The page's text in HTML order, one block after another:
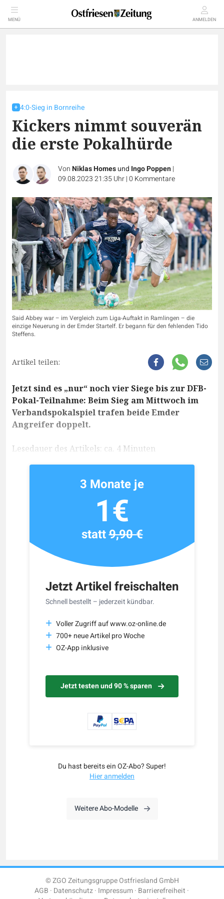
MENÜ ANMELDEN
4:0-Sieg in Bornreihe
Kickers nimmt souverän
die erste Pokalhürde
VonNiklas Homesund Ingo Poppen|
09.08.2023 21:35 Uhr|0 Kommentare
Said Abbey war – im Vergleich zum Liga-Auftakt in Ramlingen – die
einzige Neuerung in der Emder Startelf. Er begann für den fehlenden Tido
Steffens.
Artikel teilen:
Jetzt sind es „nur“ noch vier Siege bis zur DFB-
Pokal-Teilnahme: Beim Sieg am Mittwoch im
Verbandspokalspiel trafen beide Emder
Angreifer doppelt.
Lesedauer des Artikels: ca. 4 Minuten
Jetzt Artikel freischalten
Schnell bestellt – jederzeit kündbar.
Voller Zugriff auf www.oz-online.de
700+ neue Artikel pro Woche
OZ-App inklusive
Jetzt testen und 90 % sparen
3 Monate je
1€
statt9,90 €
Du hast bereits ein OZ-Abo? Super!
Hier anmelden
Weitere Abo-Modelle
© ZGO Zeitungsgruppe Ostfriesland GmbH
AGB Datenschutz Impressum Barrierefreiheit